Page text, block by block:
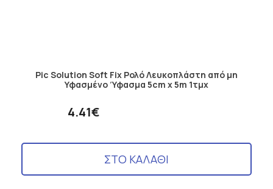
Pic Solution Soft Fix Ρολό Λευκοπλάστη από μη
Υφασμένο Ύφασμα 5cm x 5m 1τμχ
4.41€
ΣΤΟ ΚΑΛΑΘΙ